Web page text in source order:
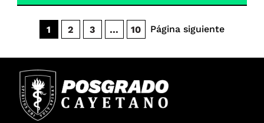
1 2 3 … 10 Página siguiente